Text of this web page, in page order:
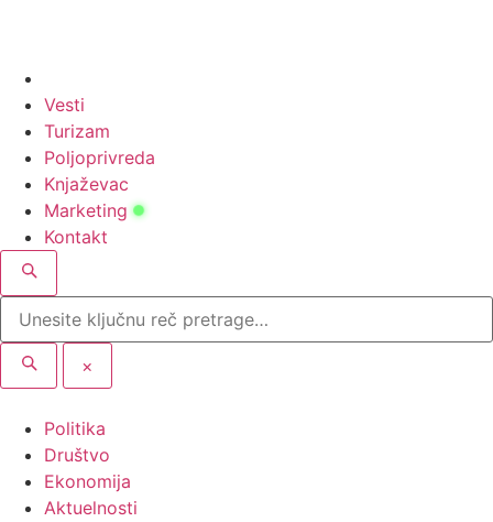
Vesti
Turizam
Poljoprivreda
Knjaževac
Marketing
Kontakt
×
Politika
Društvo
Ekonomija
Aktuelnosti